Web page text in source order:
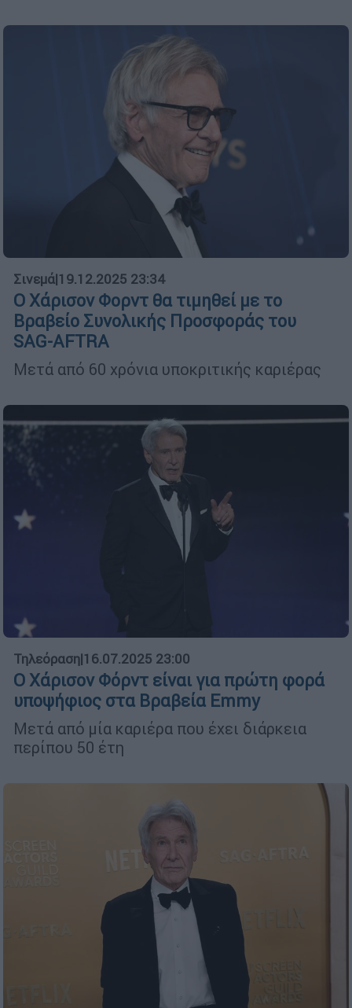
Σινεμά|19.12.2025 23:34
Ο Χάρισον Φορντ θα τιμηθεί με το
Βραβείο Συνολικής Προσφοράς του
SAG-AFTRA
Μετά από 60 χρόνια υποκριτικής καριέρας
Τηλεόραση|16.07.2025 23:00
Ο Χάρισον Φόρντ είναι για πρώτη φορά
υποψήφιος στα Βραβεία Emmy
Μετά από μία καριέρα που έχει διάρκεια
περίπου 50 έτη